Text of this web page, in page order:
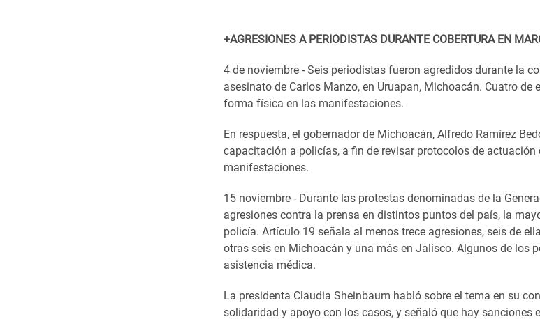
+AGRESIONES A PERIODISTAS DURANTE COBERTURA EN
4 de noviembre - Seis periodistas fueron agredidos durante la
asesinato de Carlos Manzo, en Uruapan, Michoacán. Cuatro
forma física en las manifestaciones.
En respuesta, el gobernador de Michoacán, Alfredo Ramírez
capacitación a policías, a fin de revisar protocolos de actuación
manifestaciones.
15 noviembre - Durante las protestas denominadas de la
agresiones contra la prensa en distintos puntos del país, la
policía. Artículo 19 señala al menos trece agresiones, seis de
otras seis en Michoacán y una más en Jalisco. Algunos de los
asistencia médica.
La presidenta Claudia Sheinbaum habló sobre el tema en su
solidaridad y apoyo con los casos, y señaló que hay sanciones